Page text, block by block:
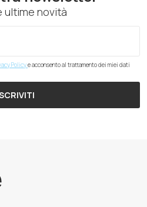
ultime novità
Policye acconsento al trattamento dei miei dati